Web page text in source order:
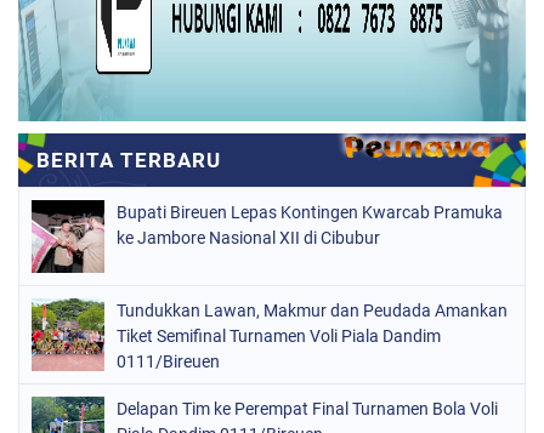
Bupati Bireuen Lepas Kontingen Kwarcab Pramuka
ke Jambore Nasional XII di Cibubur
Tundukkan Lawan, Makmur dan Peudada Amankan
Tiket Semifinal Turnamen Voli Piala Dandim
0111/Bireuen
Delapan Tim ke Perempat Final Turnamen Bola Voli